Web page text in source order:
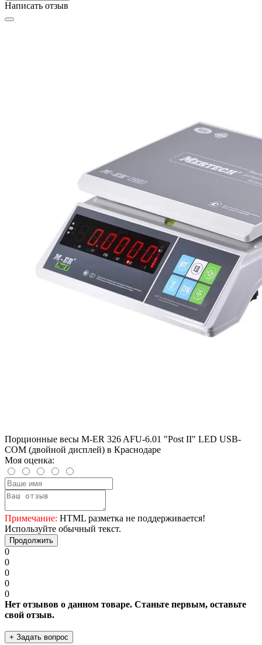
Написать отзыв
Порционные весы M-ER 326 AFU-6.01 "Post II" LED USB-
COM (двойной дисплей) в Краснодаре
Моя оценка:
Примечание: HTML разметка не поддерживается!
Используйте обычный текст.
Продолжить
0
0
0
0
0
Нет отзывов о данном товаре. Станьте первым, оставьте
свой отзыв.
+ Задать вопрос